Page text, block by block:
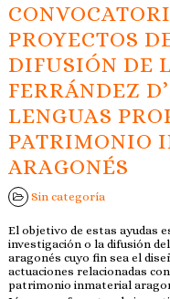
PROYECTOS
DIFUSIÓN DE
FERRÁNDEZ
LENGUAS
PATRIMONIO
ARAGONÉS
Sin categoría
El objetivo de estas ayudas
investigación o la difusión
aragonés cuyo fin sea el
actuaciones relacionadas
patrimonio inmaterial